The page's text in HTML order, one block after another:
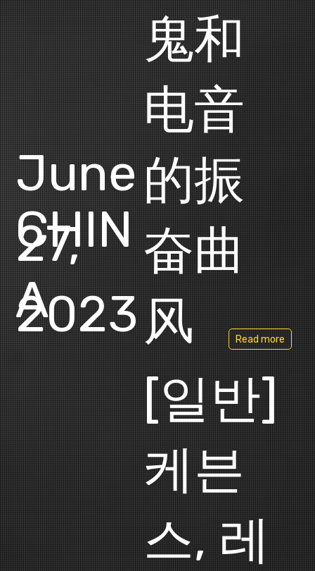
CHIN
A
鬼和
电音
的振
奋曲
风
June
27,
2023
Read more
[일반]
케븐
스, 레